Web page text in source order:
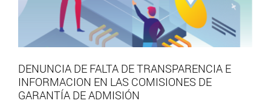
DENUNCIA DE FALTA DE TRANSPARENCIA E
INFORMACION EN LAS COMISIONES DE
GARANTÍA DE ADMISIÓN